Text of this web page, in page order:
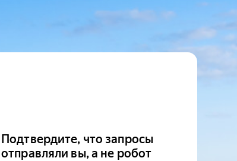
Подтвердите, что запросы
отправляли вы, а не робот